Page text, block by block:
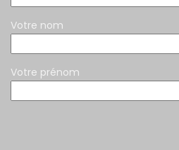
Votre nom
Votre prénom